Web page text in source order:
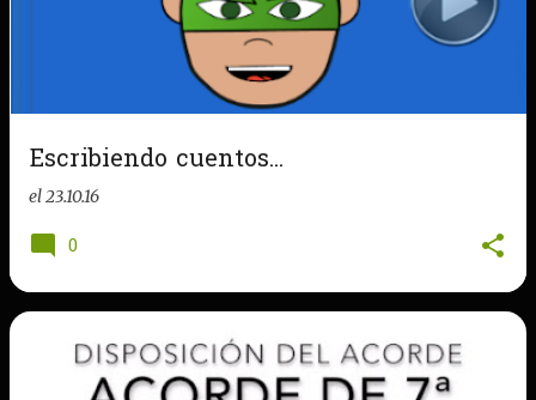
Escribiendo cuentos...
el23.10.16
0